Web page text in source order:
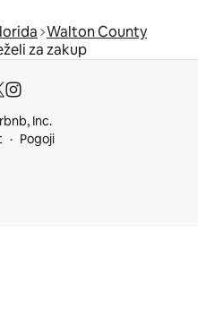
Walton County
za zakup
Inc.
Pogoji